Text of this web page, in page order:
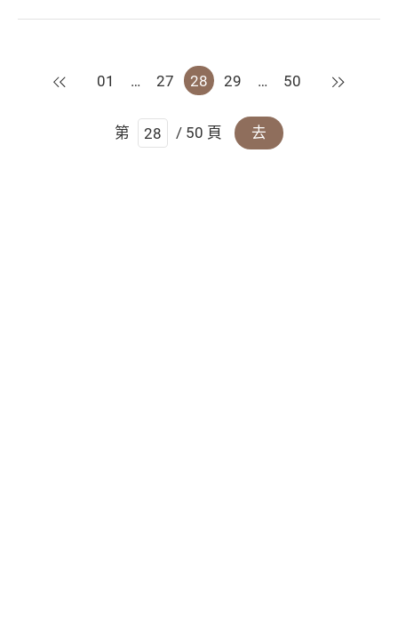
上一頁
01 … 27 28 29 … 50 下一頁
第 / 50 頁 去